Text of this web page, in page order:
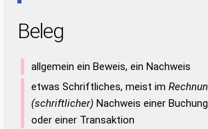
Beleg
allgemein ein Beweis, ein Nachweis
etwas Schriftliches, meist im
(schriftlicher) Nachweis einer
oder einer Transaktion